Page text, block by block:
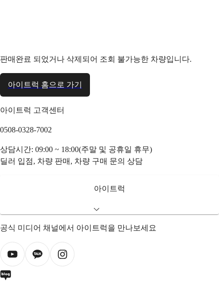
판매완료 되었거나 삭제되어 조회 불가능한 차량입니다.
아이트럭 홈으로 가기
아이트럭 고객센터
0508-0328-7002
상담시간: 09:00 ~ 18:00(주말 및 공휴일 휴무)
딜러 입점, 차량 판매, 차량 구매 문의 상담
아이트럭
공식 미디어 채널에서 아이트럭을 만나보세요